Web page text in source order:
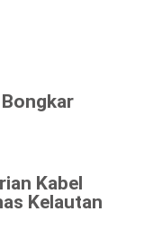
Kabel
Kelautan